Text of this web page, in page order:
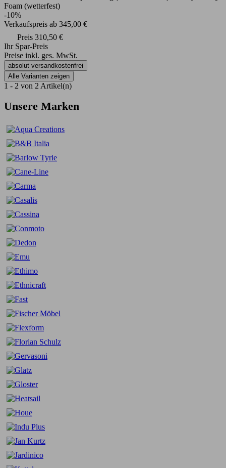
Foam (wetterfest)
-10%
Verkaufspreis ab 345,00 €
Preis 310,50 €
Ihr Spar-Preis
Preise inkl. ges. MwSt.
absolut versandkostenfrei
Alle Varianten zeigen
1 - 2 von 2 Artikel(n)
Unsere Marken